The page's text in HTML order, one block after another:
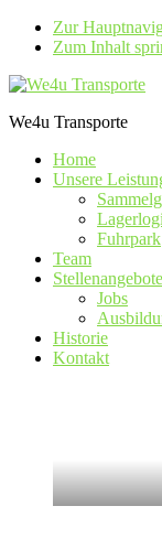
Zur
Zum Inhalt
We4u Transporte
Home
Unsere
Fuhrpark
Team
Stellenangebote
Jobs
Historie
Kontakt